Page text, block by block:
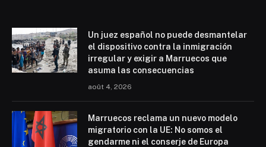
Un juez español no puede desmantelar
el dispositivo contra la inmigración
irregular y exigir a Marruecos que
asuma las consecuencias
août 4, 2026
Marruecos reclama un nuevo modelo
migratorio con la UE: No somos el
gendarme ni el conserje de Europa